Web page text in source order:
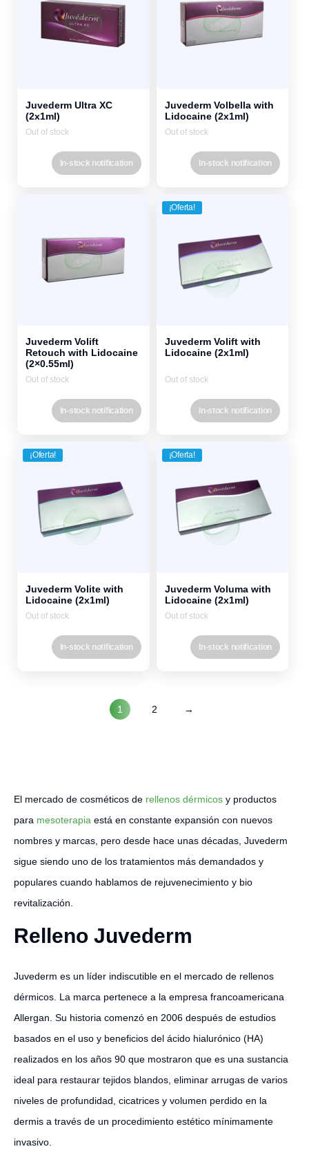
Juvederm Ultra XC
(2x1ml)
Out of stock
In-stock notification
Juvederm Volbella with
Lidocaine (2x1ml)
Out of stock
In-stock notification
Juvederm Volift
Retouch with Lidocaine
(2×0.55ml)
Out of stock
In-stock notification
¡Oferta!
Juvederm Volift with
Lidocaine (2x1ml)
Out of stock
In-stock notification
¡Oferta!
Juvederm Volite with
Lidocaine (2x1ml)
Out of stock
In-stock notification
¡Oferta!
Juvederm Voluma with
Lidocaine (2x1ml)
Out of stock
In-stock notification
1 2 →
El mercado de cosméticos de rellenos dérmicos y productos
para mesoterapia está en constante expansión con nuevos
nombres y marcas, pero desde hace unas décadas, Juvederm
sigue siendo uno de los tratamientos más demandados y
populares cuando hablamos de rejuvenecimiento y bio
revitalización.
Relleno Juvederm
Juvederm es un líder indiscutible en el mercado de rellenos
dérmicos. La marca pertenece a la empresa francoamericana
Allergan. Su historia comenzó en 2006 después de estudios
basados en el uso y beneficios del ácido hialurónico (HA)
realizados en los años 90 que mostraron que es una sustancia
ideal para restaurar tejidos blandos, eliminar arrugas de varios
niveles de profundidad, cicatrices y volumen perdido en la
dermis a través de un procedimiento estético mínimamente
invasivo.